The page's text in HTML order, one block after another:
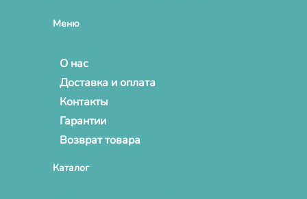
Меню
О нас
Доставка и оплата
Контакты
Гарантии
Возврат товара
Каталог